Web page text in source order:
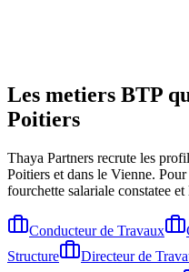
Les metiers BTP
Poitiers
Thaya Partners recrute les
Poitiers et dans le Vienne.
fourchette salariale constatee
Conducteur de Travaux
Structure
Directeur de